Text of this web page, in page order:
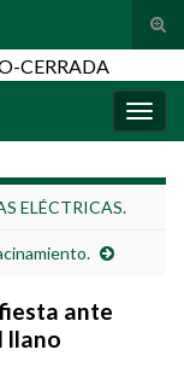
ELÉCTRICAS.
ante
llano